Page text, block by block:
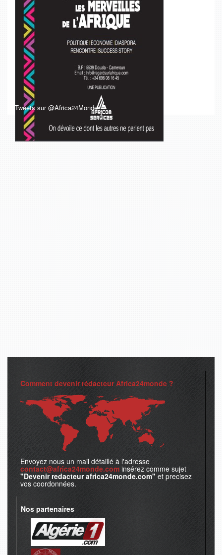
Tweets sur @Africa24Monde
Comment devenir rédacteur Africa24monde ?
Envoyez nous un mail détaillé à l'adresse
contact@africa24monde.com insérez comme sujet
"Devenir redacteur africa24monde.com" et precisez
vos coordonnées.
Nos partenaires